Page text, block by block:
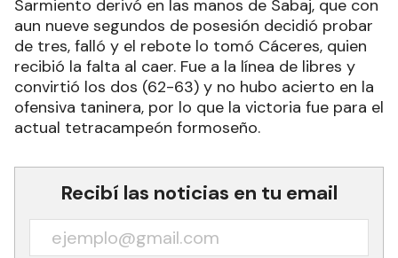
Sarmiento derivó en las manos de Sabaj, que con
aun nueve segundos de posesión decidió probar
de tres, falló y el rebote lo tomó Cáceres, quien
recibió la falta al caer. Fue a la línea de libres y
convirtió los dos (62-63) y no hubo acierto en la
ofensiva taninera, por lo que la victoria fue para el
actual tetracampeón formoseño.
Recibí las noticias en tu email